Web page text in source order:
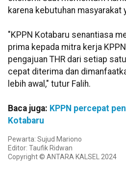
karena kebutuhan masyarakat
"KPPN Kotabaru senantiasa
prima kepada mitra kerja
pengajuan THR dari setiap
cepat diterima dan
lebih awal," tutur Falih.
Baca juga: KPPN percepat
Kotabaru
Pewarta: Sujud Mariono
Editor: Taufik Ridwan
Copyright © ANTARA KALSEL 2024